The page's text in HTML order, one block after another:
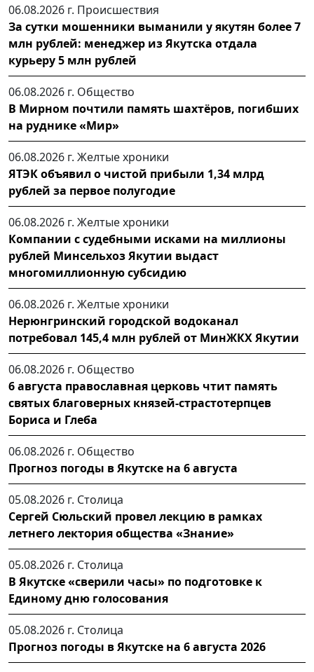
06.08.2026 г. Происшествия
За сутки мошенники выманили у якутян более 7
млн рублей: менеджер из Якутска отдала
курьеру 5 млн рублей
06.08.2026 г. Общество
В Мирном почтили память шахтёров, погибших
на руднике «Мир»
06.08.2026 г. Желтые хроники
ЯТЭК объявил о чистой прибыли 1,34 млрд
рублей за первое полугодие
06.08.2026 г. Желтые хроники
Компании с судебными исками на миллионы
рублей Минсельхоз Якутии выдаст
многомиллионную субсидию
06.08.2026 г. Желтые хроники
Нерюнгринский городской водоканал
потребовал 145,4 млн рублей от МинЖКХ Якутии
06.08.2026 г. Общество
6 августа православная церковь чтит память
святых благоверных князей-страстотерпцев
Бориса и Глеба
06.08.2026 г. Общество
Прогноз погоды в Якутске на 6 августа
05.08.2026 г. Столица
Сергей Сюльский провел лекцию в рамках
летнего лектория общества «Знание»
05.08.2026 г. Столица
В Якутске «сверили часы» по подготовке к
Единому дню голосования
05.08.2026 г. Столица
Прогноз погоды в Якутске на 6 августа 2026